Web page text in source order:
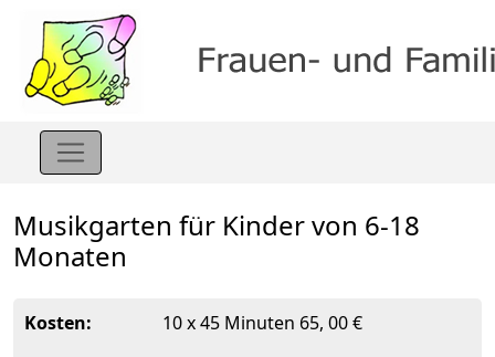
Musikgarten für Kinder von 6-18
Monaten
Kosten: 10 x 45 Minuten 65, 00 €